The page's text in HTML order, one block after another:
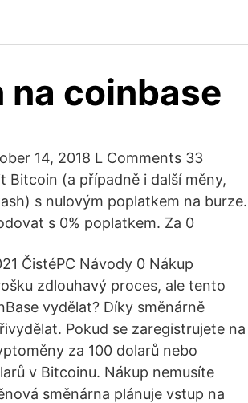
coinbase
14, 2018 L Comments 33
Bitcoin (a případně i další měny,
s nulovým poplatkem na burze.
s 0% poplatkem. Za 0
ČistéPC Návody 0 Nákup
zdlouhavý proces, ale tento
vydělat? Díky směnárně
Pokud se zaregistrujete na
za 100 dolarů nebo
v Bitcoinu. Nákup nemusíte
směnárna plánuje vstup na